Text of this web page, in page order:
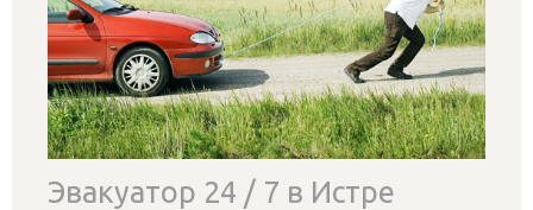
Эвакуатор 24 / 7 в Истре